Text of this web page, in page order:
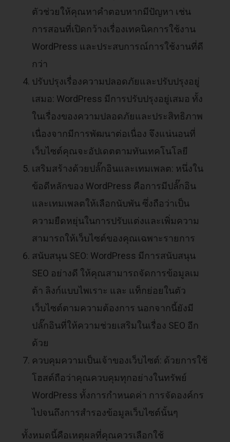
ตัวช่วยให้คุณหาคำตอบหากมีปัญหา เช่น
การสอนที่เปิดกว้างเรื่องเทคนิคการใช้งาน
WordPress และประสบการณ์การใช้งานที่ดี
กว่า
ปรับปรุงเรื่องความปลอดภัยและปรับปรุงอยู่
เสมอ: WordPress มีการปรับปรุงอยู่เสมอ ทั้ง
ในเรื่องของความปลอดภัยและประสิทธิภาพ
เนื่องจากมีการพัฒนาต่อเนื่อง จึงแน่นอนที่
เว็บไซต์คุณจะอัปเดตตามทันเทคโนโลยี
เสริมสร้างด้วยปลั๊กอินและเทมเพลต: หนึ่งใน
ข้อดีหลักของ WordPress คือการมีปลั๊กอิน
และเทมเพลตให้เลือกนับพัน ซึ่งถือว่าเป็น
ความยืดหยุ่นในการปรับแต่งและเพิ่มความ
สามารถให้เว็บไซต์ของคุณเฉพาะรายการ
สนับสนุน SEO: WordPress มีการสนับสนุน
SEO อย่างดี ให้คุณสามารถจัดการข้อมูลเม
ต้า ลิงก์แบบไพเราะ และ แท็กย่อยในตัว
เว็บไซต์ตามความต้องการ นอกจากนี้ยังมี
ปลั๊กอินที่ให้ความช่วยเสริมในเรื่อง SEO อีก
ด้วย
ควบคุมความเป็นเจ้าของเว็บไซต์: ด้วยการใช้
โฮสต์ถือว่าคุณควบคุมทุกอย่างในทรัพย์
WordPress ทั้งการกำหนดค่า การจัดองค์กร
ไปจนถึงการสำรองข้อมูลเว็บไซต์นั้นๆ
ทั้งหมดนี้คือเหตุผลที่คุณควรเลือกใช้